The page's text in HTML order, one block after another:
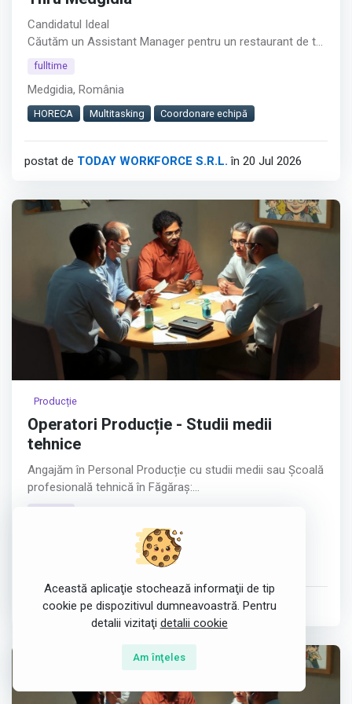
Candidatul Ideal
Căutăm un Assistant Manager pentru un restaurant de tip
Drive Thru din Medgidia.︇︃︅︎︃︊︉︎​️︀︆︋​︁︁️︀​︋️︎︌​️︊︊︆︅︃︋︋︊︃︌︍
Rolul este potrivit pentru persoane cu experiență în
coordonarea echipelor, care își doresc responsabilități
Cerințe
fulltime
Medgidia, România
HORECA Multitasking Coordonare echipă
postat de TODAY WORKFORCE S.R.L. în 20 Jul 2026
Producție
Operatori Producție - Studii medii
tehnice
Angajăm în Personal Producție cu studii medii sau Școală
profesională tehnică în Făgăraș:
OPERATORI PRODUCȚIE
Cerințe:
Cunoștințe desen tehnic;
Studii medii/Școală profesională;
Cunoștine utilizare instrumente de măsură;
Se oferă:
Desen tehnic
postat de KROWNLEX S.R.L.în 26 Jun 2026
Această aplicaţie stochează informaţii de tip
cookie pe dispozitivul dumneavoastră. Pentru
detalii vizitaţi detalii cookie
Am înţeles